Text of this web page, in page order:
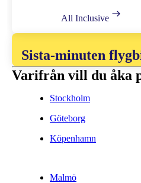
All Inclusive
Sista-minuten
Varifrån vill du åka
Stockholm
Göteborg
Köpenhamn
Malmö